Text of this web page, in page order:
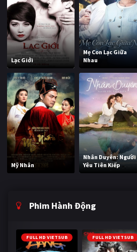
Lạc Giới
Mẹ Con Lạc Giữa
Nhau
Mỹ Nhân
Nhân Duyên: Người
Yêu Tiên Kiếp
Phim Hành Động
FULL HD VIETSUB FULL HD VIETSUB